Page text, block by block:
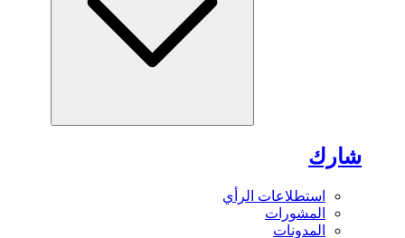
شارك
استطلاعات الرأي
المشورات
المدونات